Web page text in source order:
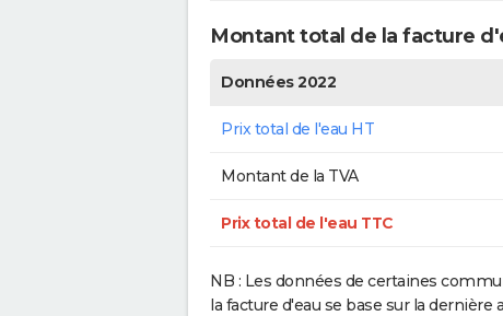
Montant total de la facture
Données 2022
Prix total de l'eau HT
Montant de la TVA
Prix total de l'eau TTC
NB : Les données de certaines
la facture d'eau se base sur la